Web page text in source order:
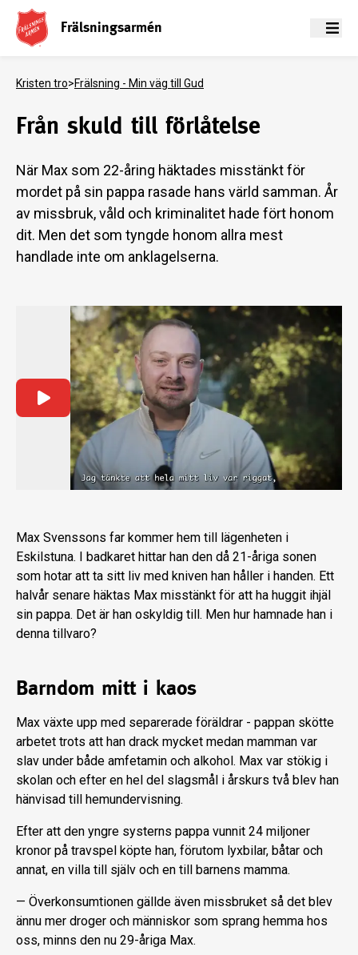
Frälsningsarmén Meny
Kristen tro>Frälsning - Min väg till Gud
Från skuld till förlåtelse
När Max som 22-åring häktades misstänkt för
mordet på sin pappa rasade hans värld samman. År
av missbruk, våld och kriminalitet hade fört honom
dit. Men det som tyngde honom allra mest
handlade inte om anklagelserna.
Max Svenssons far kommer hem till lägenheten i
Eskilstuna. I badkaret hittar han den då 21-åriga sonen
som hotar att ta sitt liv med kniven han håller i handen. Ett
halvår senare häktas Max misstänkt för att ha huggit ihjäl
sin pappa. Det är han oskyldig till. Men hur hamnade han i
denna tillvaro?
Barndom mitt i kaos
Max växte upp med separerade föräldrar - pappan skötte
arbetet trots att han drack mycket medan mamman var
slav under både amfetamin och alkohol. Max var stökig i
skolan och efter en hel del slagsmål i årskurs två blev han
hänvisad till hemundervisning.
Efter att den yngre systerns pappa vunnit 24 miljoner
kronor på travspel köpte han, förutom lyxbilar, båtar och
annat, en villa till själv och en till barnens mamma.
— Överkonsumtionen gällde även missbruket så det blev
ännu mer droger och människor som sprang hemma hos
oss, minns den nu 29-åriga Max.